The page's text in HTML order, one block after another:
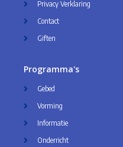
Privacy Verklaring
Contact
Giften
Programma's
Gebed
Vorming
Informatie
Onderricht